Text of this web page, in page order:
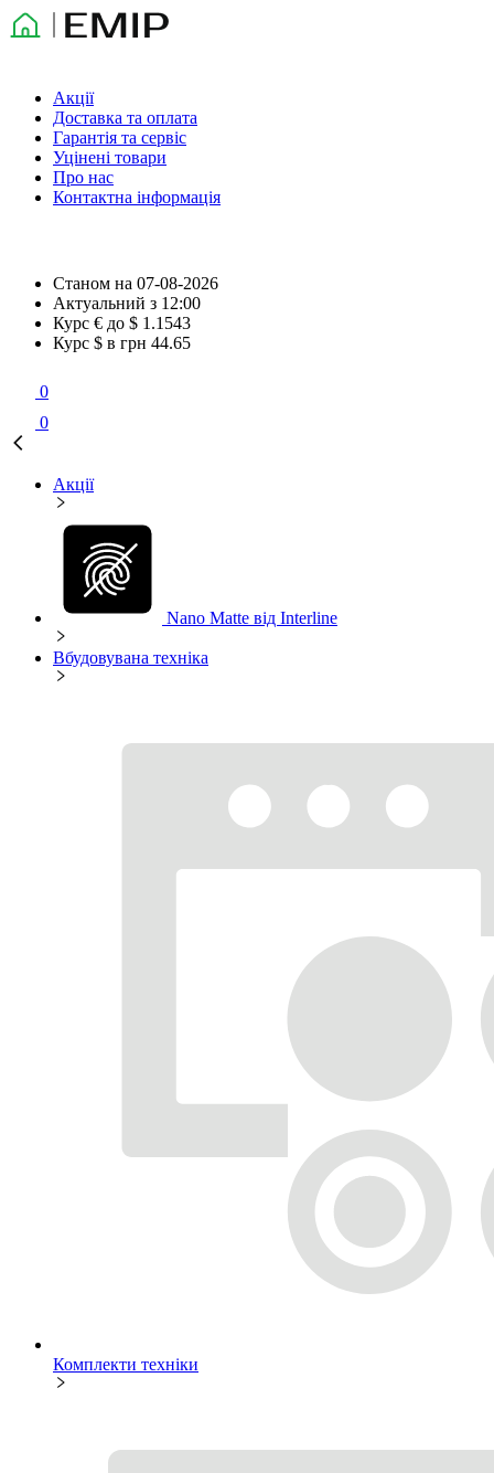
Акції
Доставка та оплата
Гарантія та сервіс
Уцінені товари
Про нас
Контактна інформація
Станом на 07-08-2026
Актуальний з 12:00
Курс € до $ 1.1543
Курс $ в грн 44.65
0
0
Акції
Nano Matte від Interline
Вбудовувана техніка
Комплекти техніки